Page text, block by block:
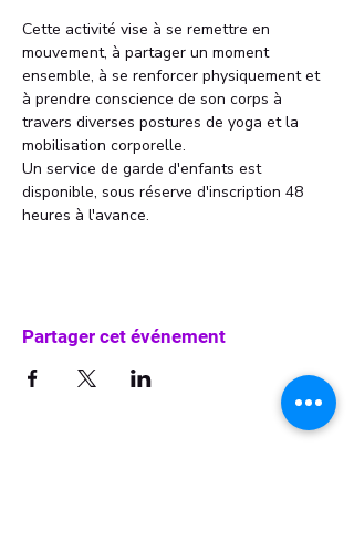
Cette activité vise à se remettre en
mouvement, à partager un moment
ensemble, à se renforcer physiquement et
à prendre conscience de son corps à
travers diverses postures de yoga et la
mobilisation corporelle.
Un service de garde d'enfants est
disponible, sous réserve d'inscription 48
heures à l'avance.
Partager cet événement